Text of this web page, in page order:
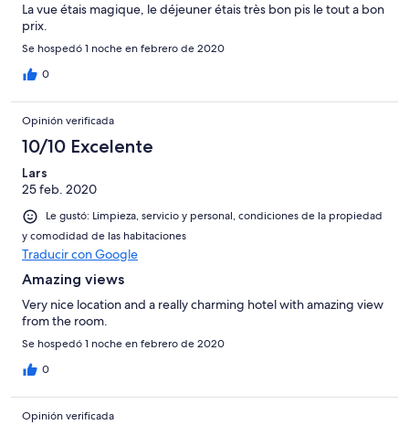
La vue étais magique, le déjeuner étais très bon pis le tout a bon
prix.
Se hospedó 1 noche en febrero de 2020
0
Opinión verificada
10/10 Excelente
Lars
25 feb. 2020
Le gustó: Limpieza, servicio y personal, condiciones de la propiedad
y comodidad de las habitaciones
Traducir con Google
Amazing views
Very nice location and a really charming hotel with amazing view
from the room.
Se hospedó 1 noche en febrero de 2020
0
Opinión verificada